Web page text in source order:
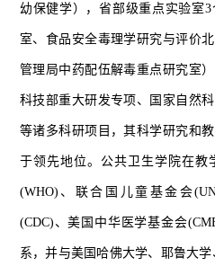
幼保健学），省部级重点实验室
室、食品安全毒理学研究与评价
管理局中药配伍解毒重点研究室
科技部重大研发专项、国家自然
等诸多科研项目，其科学研究和
于领先地位。公共卫生学院在教
(WHO)、联合国儿童基金会
(CDC)、美国中华医学基金会
系，并与美国哈佛大学、耶鲁大